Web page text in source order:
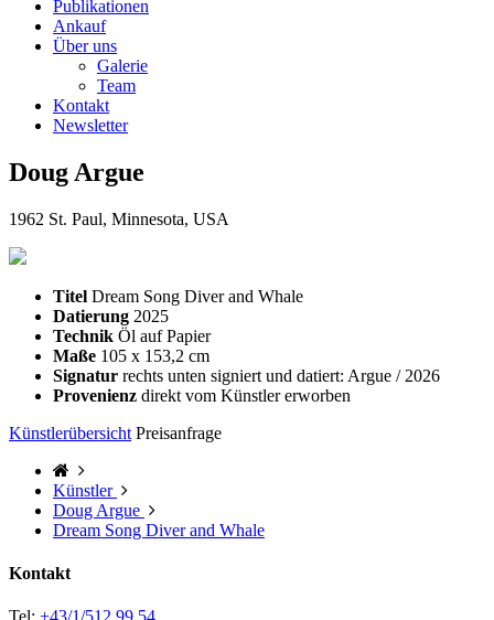
Publikationen
Ankauf
Über uns
Galerie
Team
Kontakt
Newsletter
Doug Argue
1962 St. Paul, Minnesota, USA
Titel Dream Song Diver and Whale
Datierung 2025
Technik Öl auf Papier
Maße 105 x 153,2 cm
Signatur rechts unten signiert und datiert: Argue / 2026
Provenienz direkt vom Künstler erworben
Künstlerübersicht Preisanfrage
Künstler
Doug Argue
Dream Song Diver and Whale
Kontakt